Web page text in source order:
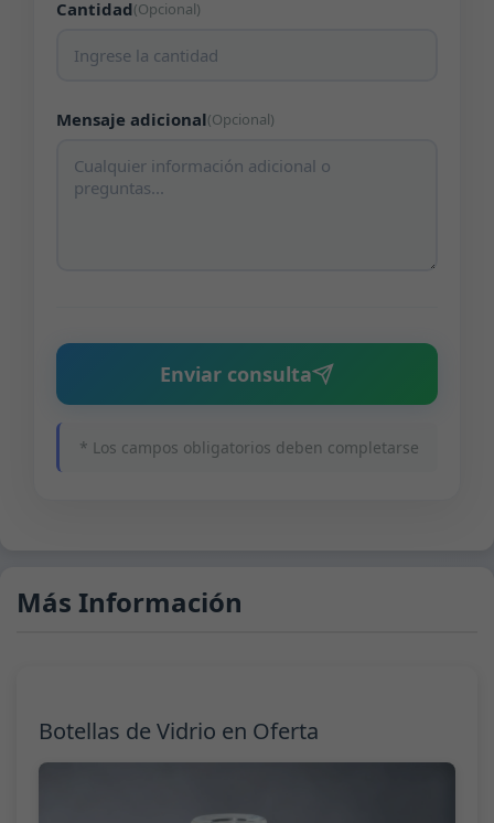
Cantidad(Opcional)
Mensaje adicional(Opcional)
Enviar consulta
* Los campos obligatorios deben completarse
Más Información
Botellas de Vidrio en Oferta